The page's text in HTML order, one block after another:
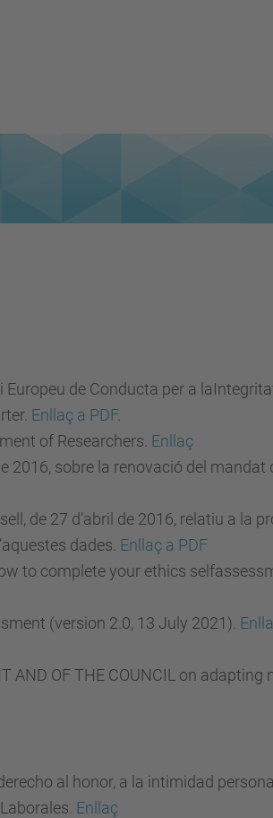
de Conducta per a
Enllaç a PDF.
of Researchers. Enllaç
sobre la renovació del mandat
de 27 d’abril de 2016, relatiu a la
dades. Enllaç a PDF
to complete your ethics
(version 2.0, 13 July 2021).
AND OF THE COUNCIL on
al honor, a la intimidad
Enllaç